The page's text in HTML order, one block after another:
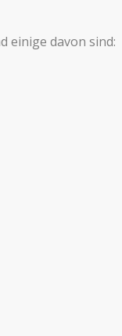
einige davon sind: